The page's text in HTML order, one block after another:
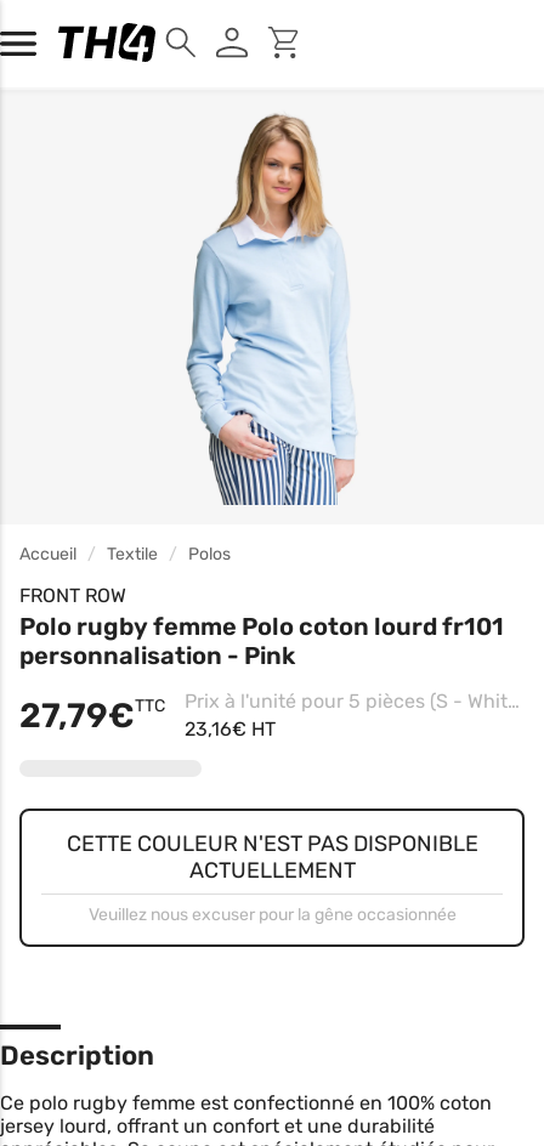
Accueil Textile Polos
FRONT ROW
Polo rugby femme Polo coton lourd fr101
personnalisation - Pink
27,79€TTC
Prix à l'unité pour 5 pièces (S - White/white, Impression coeur)
23,16€ HT
CETTE COULEUR N'EST PAS DISPONIBLE
ACTUELLEMENT
Veuillez nous excuser pour la gêne occasionnée
Description
Ce polo rugby femme est confectionné en 100% coton
jersey lourd, offrant un confort et une durabilité